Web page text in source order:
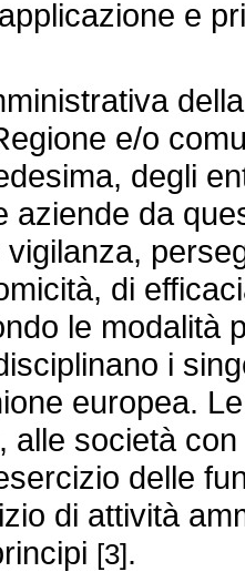
e
e/o
degli
aziende da
di
le modalità
i
europea.
alle società
delle
di attività
[3].